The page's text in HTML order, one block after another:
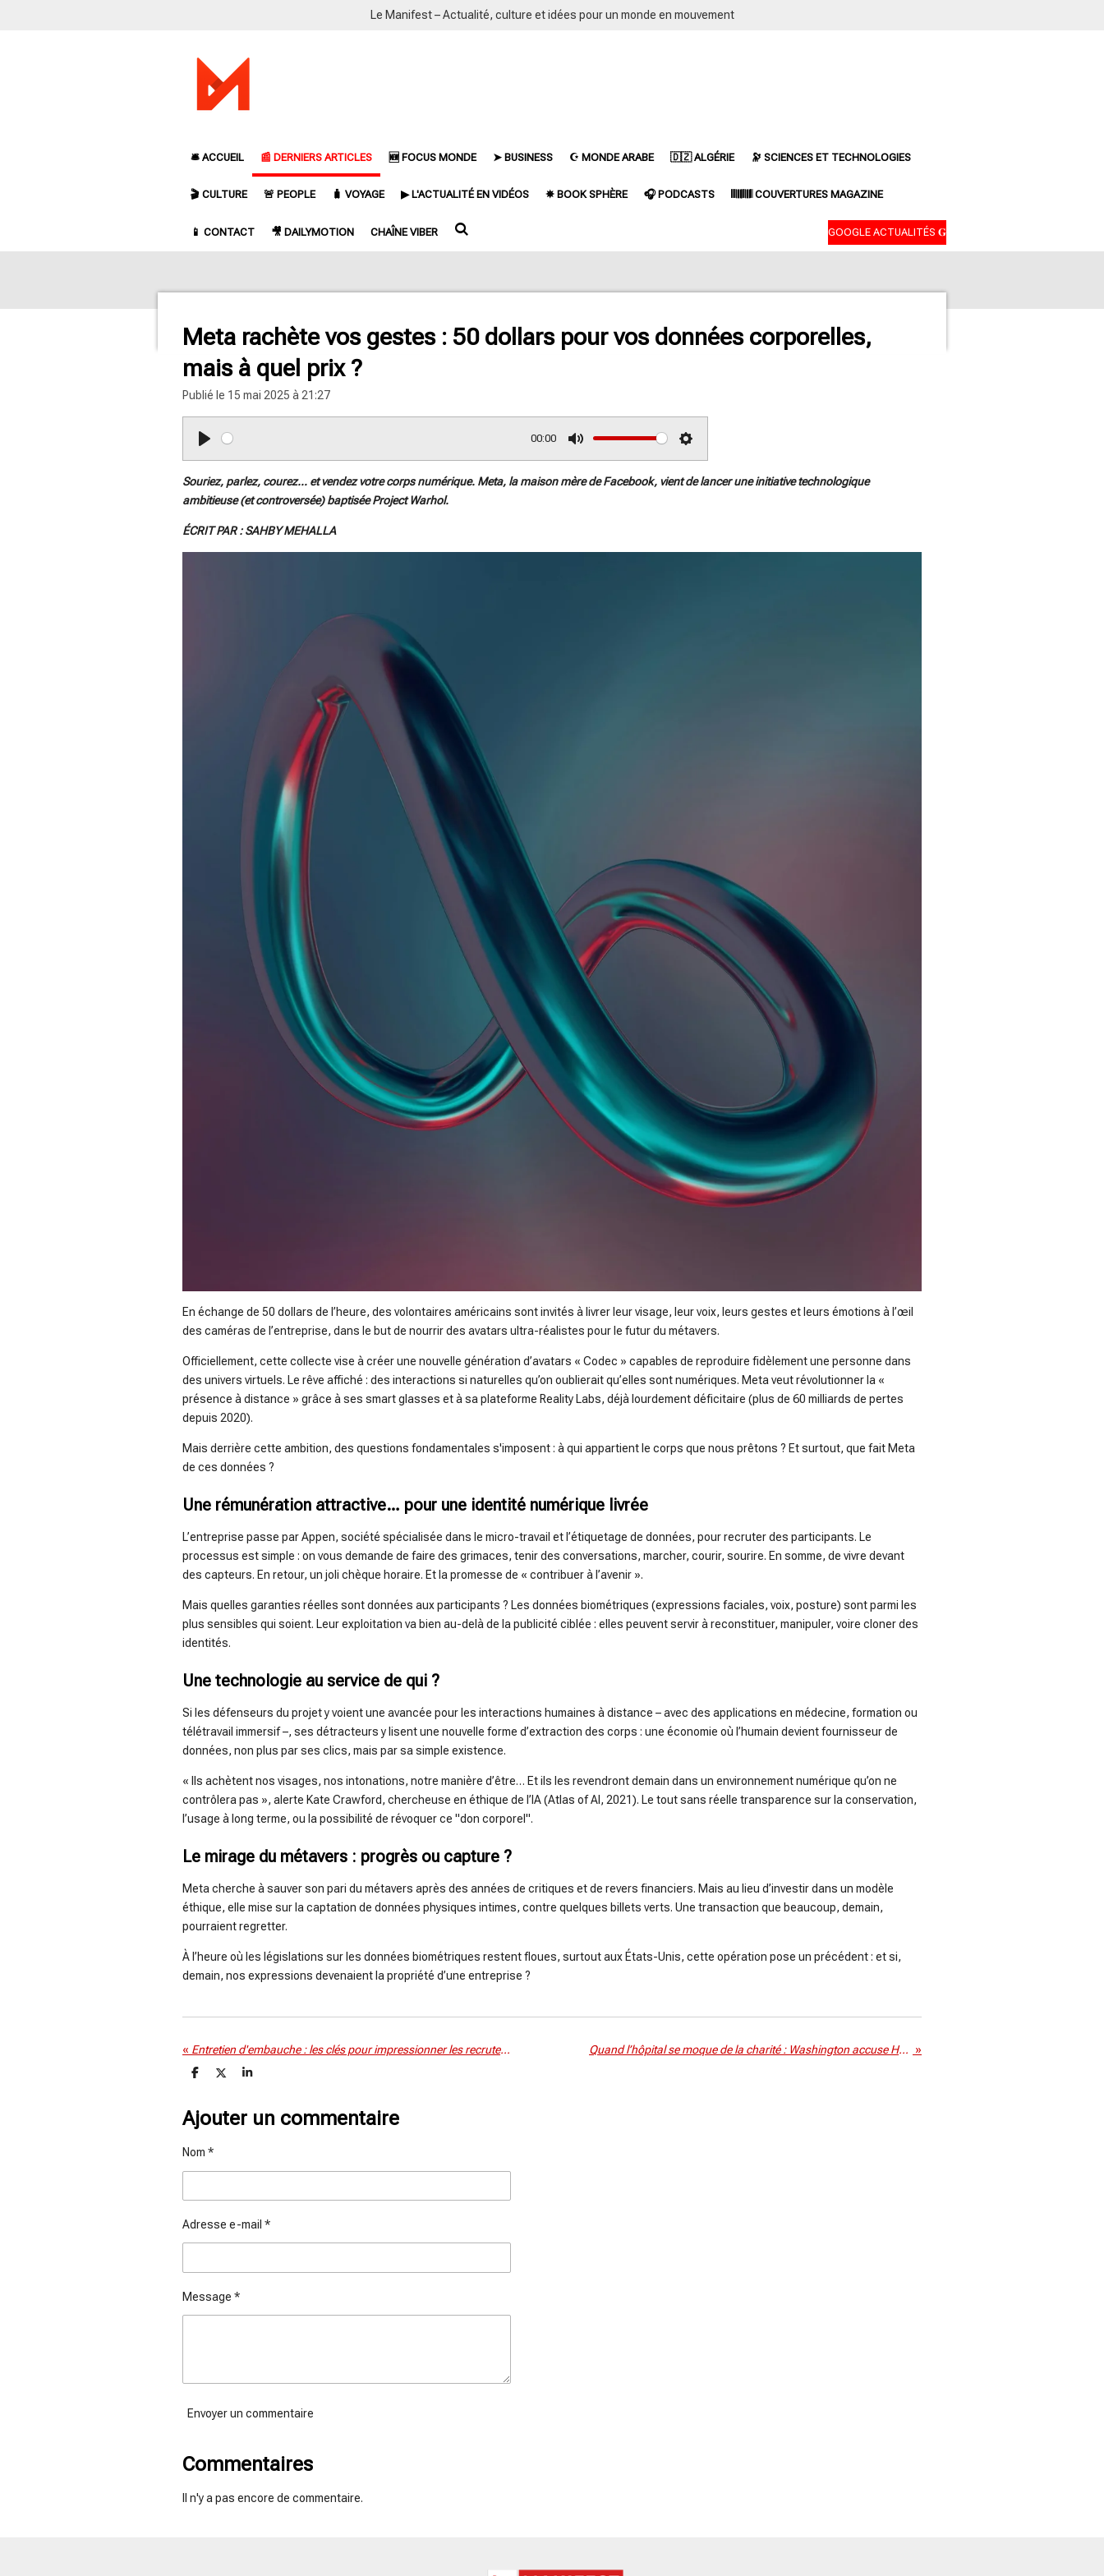
Le Manifest – Actualité, culture et idées pour un monde en mouvement
🛎️ ACCUEIL 📰 DERNIERS ARTICLES 🆕 FOCUS MONDE ➤ BUSINESS ☪ MONDE ARABE 🇩🇿 ALGÉRIE 🔭 SCIENCES ET TECHNOLOGIES
🎬 CULTURE 🚨 PEOPLE 🧳 VOYAGE ▶ L'ACTUALITÉ EN VIDÉOS ✵ BOOK SPHÈRE 🎧 PODCASTS 𝄃𝄃𝄂𝄂𝄀𝄁𝄃𝄂𝄂𝄃 COUVERTURES MAGAZINE
📱 CONTACT 🎥 DAILYMOTION CHAÎNE VIBER GOOGLE ACTUALITÉS 𝐆
Meta rachète vos gestes : 50 dollars pour vos données corporelles,
mais à quel prix ?
Publié le 15 mai 2025 à 21:27
a
00:00
u
e
n
Souriez, parlez, courez… et vendez votre corps numérique. Meta, la maison mère de Facebook, vient de lancer une initiative technologique
ambitieuse (et controversée) baptisée Project Warhol.
ÉCRIT PAR : SAHBY MEHALLA
En échange de 50 dollars de l’heure, des volontaires américains sont invités à livrer leur visage, leur voix, leurs gestes et leurs émotions à l’œil
des caméras de l’entreprise, dans le but de nourrir des avatars ultra-réalistes pour le futur du métavers.
Officiellement, cette collecte vise à créer une nouvelle génération d’avatars « Codec » capables de reproduire fidèlement une personne dans
des univers virtuels. Le rêve affiché : des interactions si naturelles qu’on oublierait qu’elles sont numériques. Meta veut révolutionner la «
présence à distance » grâce à ses smart glasses et à sa plateforme Reality Labs, déjà lourdement déficitaire (plus de 60 milliards de pertes
depuis 2020).
Mais derrière cette ambition, des questions fondamentales s'imposent : à qui appartient le corps que nous prêtons ? Et surtout, que fait Meta
de ces données ?
Une rémunération attractive… pour une identité numérique livrée
L’entreprise passe par Appen, société spécialisée dans le micro-travail et l’étiquetage de données, pour recruter des participants. Le
processus est simple : on vous demande de faire des grimaces, tenir des conversations, marcher, courir, sourire. En somme, de vivre devant
des capteurs. En retour, un joli chèque horaire. Et la promesse de « contribuer à l’avenir ».
Mais quelles garanties réelles sont données aux participants ? Les données biométriques (expressions faciales, voix, posture) sont parmi les
plus sensibles qui soient. Leur exploitation va bien au-delà de la publicité ciblée : elles peuvent servir à reconstituer, manipuler, voire cloner des
identités.
Une technologie au service de qui ?
Si les défenseurs du projet y voient une avancée pour les interactions humaines à distance – avec des applications en médecine, formation ou
télétravail immersif –, ses détracteurs y lisent une nouvelle forme d’extraction des corps : une économie où l’humain devient fournisseur de
données, non plus par ses clics, mais par sa simple existence.
« Ils achètent nos visages, nos intonations, notre manière d’être… Et ils les revendront demain dans un environnement numérique qu’on ne
contrôlera pas », alerte Kate Crawford, chercheuse en éthique de l’IA (Atlas of AI, 2021). Le tout sans réelle transparence sur la conservation,
l’usage à long terme, ou la possibilité de révoquer ce "don corporel".
Le mirage du métavers : progrès ou capture ?
Meta cherche à sauver son pari du métavers après des années de critiques et de revers financiers. Mais au lieu d’investir dans un modèle
éthique, elle mise sur la captation de données physiques intimes, contre quelques billets verts. Une transaction que beaucoup, demain,
pourraient regretter.
À l’heure où les législations sur les données biométriques restent floues, surtout aux États-Unis, cette opération pose un précédent : et si,
demain, nos expressions devenaient la propriété d’une entreprise ?
« Entretien d'embauche : les clés pour impressionner les recruteurs en 2025 Quand l’hôpital se moque de la charité : Washington accuse Huawei pendant qu’il vous écoute par Alexa »
P
t
a
r
P
t
a
P
t
Ajouter un commentaire
Nom *
Adresse e-mail *
Message *
Envoyer un commentaire
Commentaires
Il n'y a pas encore de commentaire.